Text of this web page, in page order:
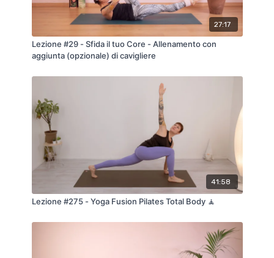
27:17
Lezione #29 - Sfida il tuo Core - Allenamento con
aggiunta (opzionale) di cavigliere
41:58
Lezione #275 - Yoga Fusion Pilates Total Body 🧘